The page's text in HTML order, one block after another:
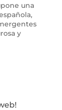
una
y